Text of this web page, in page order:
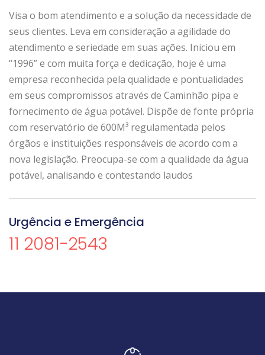
Visa o bom atendimento e a solução da necessidade de
seus clientes. Leva em consideração a agilidade do
atendimento e seriedade em suas ações. Iniciou em
“1996” e com muita força e dedicação, hoje é uma
empresa reconhecida pela qualidade e pontualidades
em seus compromissos através de Caminhão pipa e
fornecimento de água potável. Dispõe de fonte própria
com reservatório de 600M³ regulamentada pelos
órgãos e instituições responsáveis de acordo com a
nova legislação. Preocupa-se com a qualidade da água
potável, analisando e contestando laudos
Urgência e Emergência
11 2081-2543